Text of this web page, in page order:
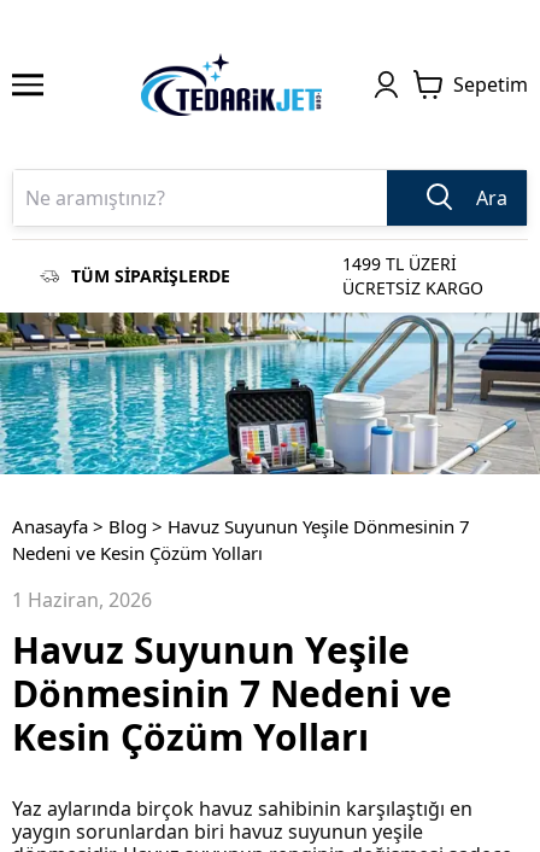
Sepetim
Ara
TÜM SİPARİŞLERDE
1499 TL ÜZERİ
ÜCRETSİZ KARGO
Anasayfa > Blog > Havuz Suyunun Yeşile Dönmesinin 7
Nedeni ve Kesin Çözüm Yolları
1 Haziran, 2026
Havuz Suyunun Yeşile
Dönmesinin 7 Nedeni ve
Kesin Çözüm Yolları
Yaz aylarında birçok havuz sahibinin karşılaştığı en
yaygın sorunlardan biri havuz suyunun yeşile